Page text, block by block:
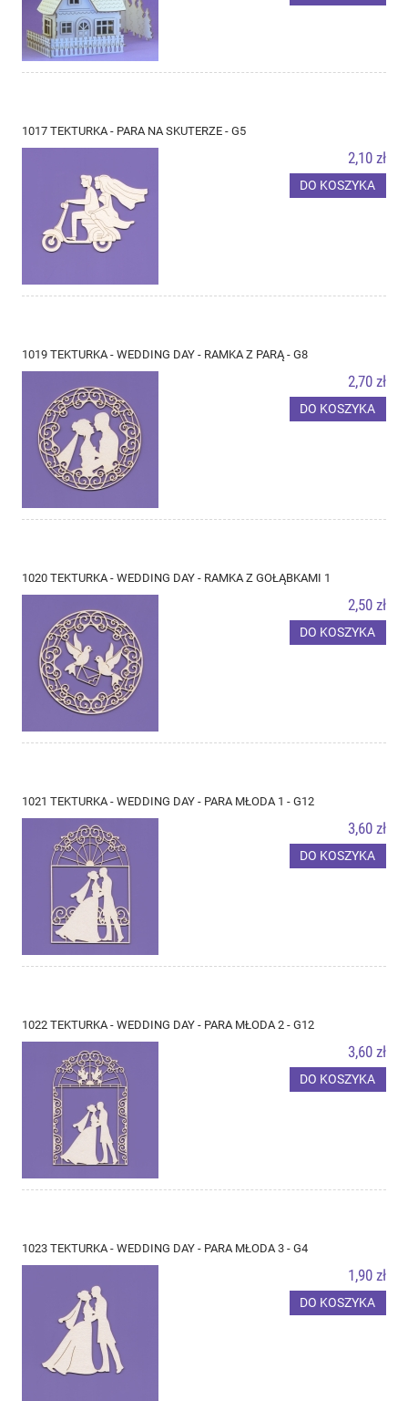
1017 TEKTURKA - PARA NA SKUTERZE - G5
2,10 zł
DO KOSZYKA
1019 TEKTURKA - WEDDING DAY - RAMKA Z PARĄ - G8
2,70 zł
DO KOSZYKA
1020 TEKTURKA - WEDDING DAY - RAMKA Z GOŁĄBKAMI 1
2,50 zł
DO KOSZYKA
1021 TEKTURKA - WEDDING DAY - PARA MŁODA 1 - G12
3,60 zł
DO KOSZYKA
1022 TEKTURKA - WEDDING DAY - PARA MŁODA 2 - G12
3,60 zł
DO KOSZYKA
1023 TEKTURKA - WEDDING DAY - PARA MŁODA 3 - G4
1,90 zł
DO KOSZYKA